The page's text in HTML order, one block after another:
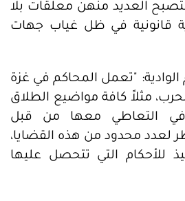
العديد منهن معلقات بلا
قانونية في ظل غياب جهات
"تعمل المحاكم في غزة
مثلاً كافة مواضيع الطلاق
التعاطي معها من قبل
لعدد محدود من هذه القضايا،
للأحكام التي تتحصل عليها